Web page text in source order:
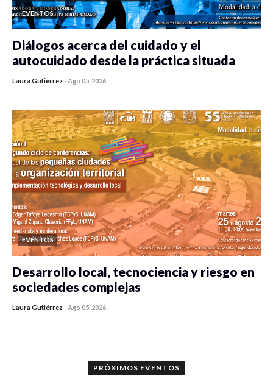
EVENTOS
Diálogos acerca del cuidado y el
autocuidado desde la práctica situada
Laura Gutiérrez -Ago 05, 2026
EVENTOS
Desarrollo local, tecnociencia y riesgo en
sociedades complejas
Laura Gutiérrez -Ago 05, 2026
PRÓXIMOS EVENTOS